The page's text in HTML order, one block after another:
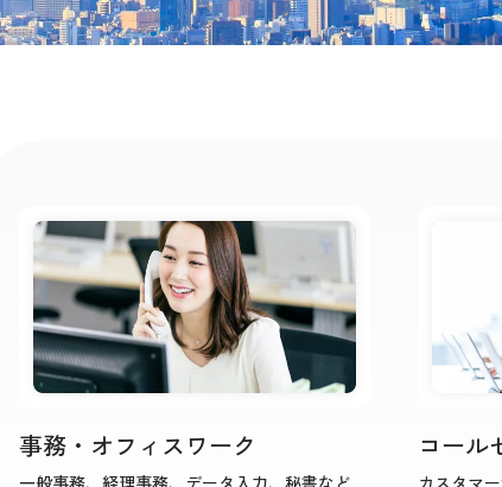
事務・オフィスワーク コール